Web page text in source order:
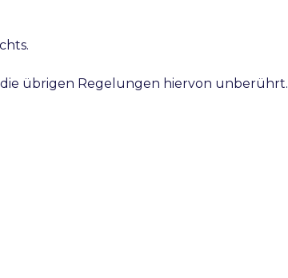
übrigen Regelungen hiervon unberührt.